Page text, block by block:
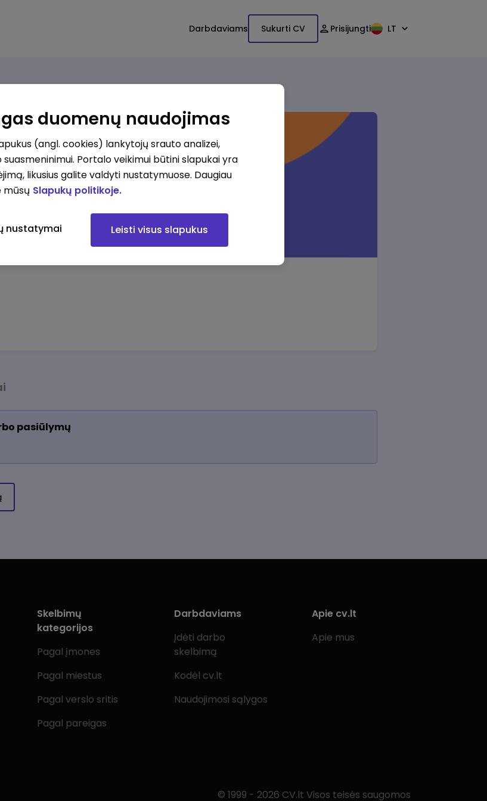
Darbdaviams Sukurti CV Prisijungti LT
pasiūlymų
Skelbimų
kategorijos
Pagal įmones
Pagal miestus
Pagal verslo sritis
Pagal pareigas
Darbdaviams
Įdėti darbo
skelbimą
Kodėl cv.lt
Naudojimosi sąlygos
Apie cv.lt
Apie mus
© 1999 - 2026 CV.lt Visos teisės saugomos
duomenų naudojimas
(angl. cookies) lankytojų srauto analizei,
Portalo veikimui būtini slapukai yra
likusius galite valdyti nustatymuose. Daugiau
mūsų Slapukų politikoje.
nustatymai Leisti visus slapukus